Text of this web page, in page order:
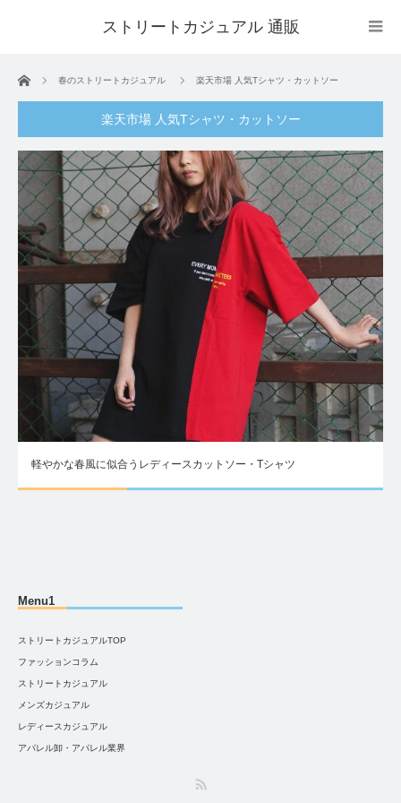
ストリートカジュアル 通販
ホーム 春のストリートカジュアル 楽天市場 人気Tシャツ・カットソー
楽天市場 人気Tシャツ・カットソー
軽やかな春風に似合うレディースカットソー・Tシャツ
Menu1
ストリートカジュアルTOP
ファッションコラム
ストリートカジュアル
メンズカジュアル
レディースカジュアル
アパレル卸・アパレル業界